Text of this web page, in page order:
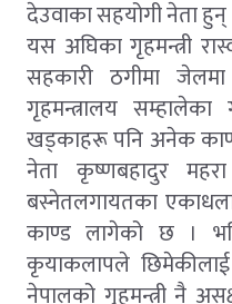
देउवाका सहयोगी नेता हुन्
यस अघिका गृहमन्त्री
सहकारी ठगीमा
गृहमन्त्रालय सम्हालेका
खड्काहरू पनि अनेक
नेता कृष्णबहादुर
बस्नेतलगायतका
काण्ड लागेको छ ।
कृयाकलापले
नेपालको गृहमन्त्री नै